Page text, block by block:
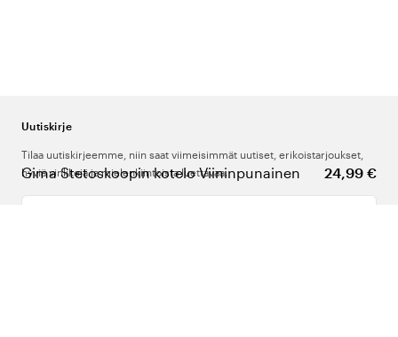
Gima Stetoskoopin kotelo Viininpunainen 24,99 €
Uutiskirje
Tilaa uutiskirjeemme, niin saat viimeisimmät uutiset, erikoistarjoukset,
hyviä vinkkejä ja mielenkiintoista luettavaa.
Kirjoita sähköpostiosoitteesi